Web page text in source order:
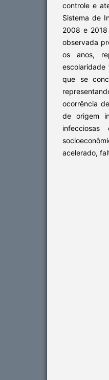
controle e
Sistema de
2008 e
observada
os anos,
que se
ocorrência
de origem
acelerado,